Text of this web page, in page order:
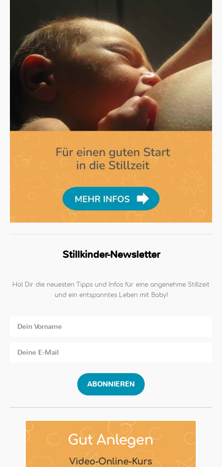
Stillkinder-Newsletter
Hol Dir die neuesten Tipps und Infos für eine angenehme Stillzeit
und ein entspanntes Leben mit Baby!
ABONNIEREN